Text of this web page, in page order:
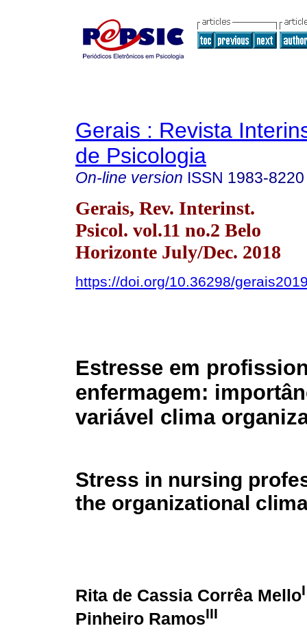
Gerais : Revista
de Psicologia
On-line version ISSN 1983-8220
Gerais, Rev. Interinst.
Psicol. vol.11 no.2 Belo
Horizonte July/Dec. 2018
https://doi.org/10.36298/
Estresse em
enfermagem:
variável clima
Stress in nursing
the organizational
Rita de Cassia Corrêa MelloI
Pinheiro RamosIII